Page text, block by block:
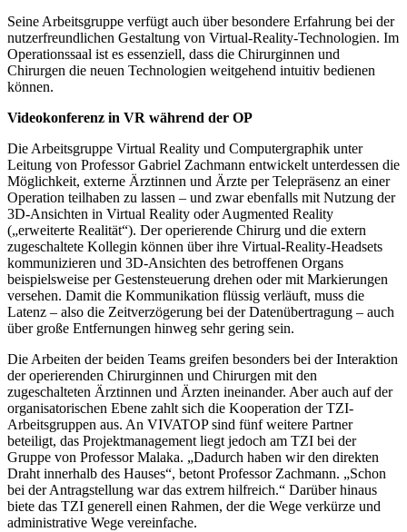
Seine Arbeitsgruppe verfügt auch über besondere Erfahrung bei der
nutzerfreundlichen Gestaltung von Virtual-Reality-Technologien. Im
Operationssaal ist es essenziell, dass die Chirurginnen und
Chirurgen die neuen Technologien weitgehend intuitiv bedienen
können.
Videokonferenz in VR während der OP
Die Arbeitsgruppe Virtual Reality und Computergraphik unter
Leitung von Professor Gabriel Zachmann entwickelt unterdessen die
Möglichkeit, externe Ärztinnen und Ärzte per Telepräsenz an einer
Operation teilhaben zu lassen – und zwar ebenfalls mit Nutzung der
3D-Ansichten in Virtual Reality oder Augmented Reality
(„erweiterte Realität“). Der operierende Chirurg und die extern
zugeschaltete Kollegin können über ihre Virtual-Reality-Headsets
kommunizieren und 3D-Ansichten des betroffenen Organs
beispielsweise per Gestensteuerung drehen oder mit Markierungen
versehen. Damit die Kommunikation flüssig verläuft, muss die
Latenz – also die Zeitverzögerung bei der Datenübertragung – auch
über große Entfernungen hinweg sehr gering sein.
Die Arbeiten der beiden Teams greifen besonders bei der Interaktion
der operierenden Chirurginnen und Chirurgen mit den
zugeschalteten Ärztinnen und Ärzten ineinander. Aber auch auf der
organisatorischen Ebene zahlt sich die Kooperation der TZI-
Arbeitsgruppen aus. An VIVATOP sind fünf weitere Partner
beteiligt, das Projektmanagement liegt jedoch am TZI bei der
Gruppe von Professor Malaka. „Dadurch haben wir den direkten
Draht innerhalb des Hauses“, betont Professor Zachmann. „Schon
bei der Antragstellung war das extrem hilfreich.“ Darüber hinaus
biete das TZI generell einen Rahmen, der die Wege verkürze und
administrative Wege vereinfache.